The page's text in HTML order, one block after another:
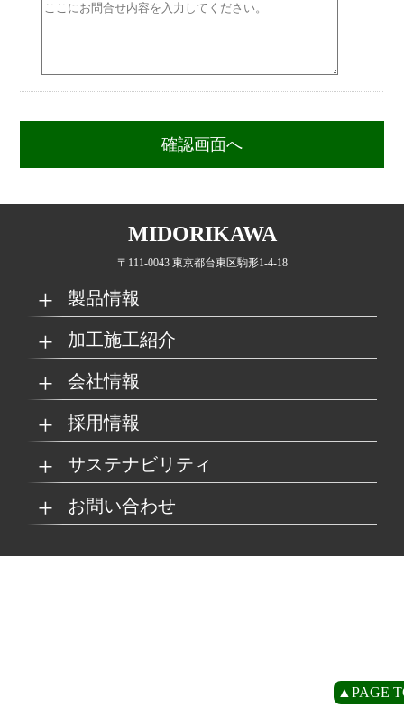
▲PAGE
MIDORIKAWA
〒111-0043 東京都台東区駒形1-4-18
製品情報
MKブランド製品 新商品紹介
取扱製品情報
SDSダウンロード
加工施工紹介
グループの総合力 乗り物
工場
環境 商業施設
会社情報
会社概要 経営理念
沿革
採用情報
マイナビ採用ページ
サステナビリティ
リサイクルへの取り組
SDGsへの取り組み
お問い合わせ